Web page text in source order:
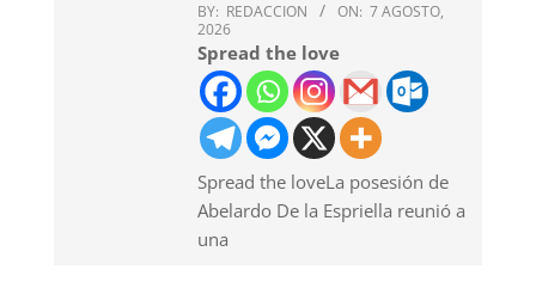
BY: REDACCION ON: 7 AGOSTO,
2026
Spread the love
Spread the loveLa posesión de
Abelardo De la Espriella reunió a
una